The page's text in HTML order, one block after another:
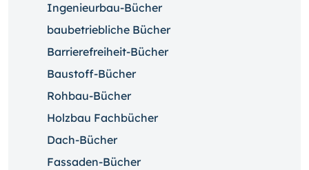
Ingenieurbau-Bücher
baubetriebliche Bücher
Barrierefreiheit-Bücher
Baustoff-Bücher
Rohbau-Bücher
Holzbau Fachbücher
Dach-Bücher
Fassaden-Bücher